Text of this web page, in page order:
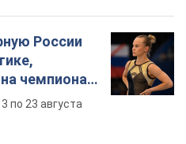
России
чемпионат
по 23 августа